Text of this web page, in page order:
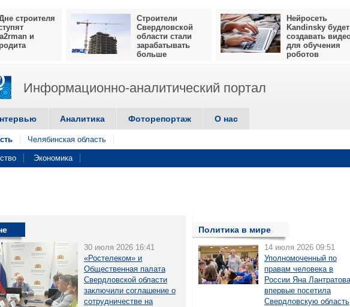
строителя
и
Строители
Свердловской
области стали
зарабатывать
больше
Нейросеть
Kandinsky будет
создавать
для обучения
роботов
Информационно-аналитический портал
Аналитика Фоторепортаж О нас
Челябинская область
Экономика
30 июля 2026 16:41
«Ростелеком» и
Общественная палата
Свердловской области
заключили соглашение о
сотрудничестве на
Политика в мире
14 июля 2026 09:51
Уполномоченный по
правам человека в
России Яна Лантратова
впервые посетила
Свердловскую область